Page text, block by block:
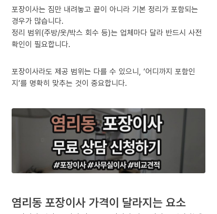
포장이사는 짐만 내려놓고 끝이 아니라 기본 정리가 포함되는
경우가 많습니다.
정리 범위(주방/옷/박스 회수 등)는 업체마다 달라 반드시 사전
확인이 필요합니다.
포장이사라도 제공 범위는 다를 수 있으니, ‘어디까지 포함인
지’를 명확히 맞추는 것이 중요합니다.
염리동 포장이사 가격이 달라지는 요소